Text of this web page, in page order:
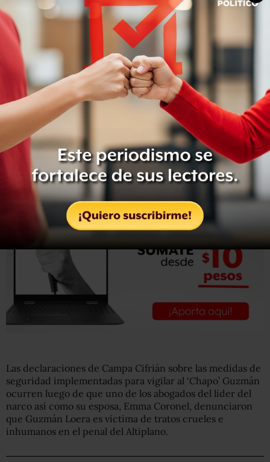
“¿Son justificables, en términos de este precepto
constitucional, los cuidados especiales para alguien que
se ha fugado dos veces de una prisión federal?, pues
pareciera que sí”, dijo Campa, quien agregó:
“Me parece
que las condiciones están dadas por las características
de este interno”.
Resaltó queel uso proporcional de la fuerza contra la
delincuencia organizada es un asunto complejo, por lo
se debe buscar equilibrio entre la protección de los
derechos humanos y la exigencia de la ciudadanía
de
más seguridad.
Las declaraciones de Campa Cifrián sobre las medidas de
seguridad implementadas para vigilar al ‘Chapo’ Guzmán
ocurren luego de que uno de los abogados del líder del
narco así como su esposa, Emma Coronel, denunciaron
que Guzmán Loera es víctima de tratos crueles e
inhumanos en el penal del Altiplano.